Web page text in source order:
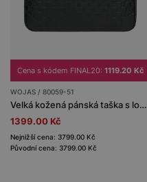
Cena s kódem FINAL20: 1119.20 Kč
WOJAS / 80059-51
Velká kožená pánská taška s logem a přihrádkou na laptop
1399.00 Kč
Nejnižší cena: 3799.00 Kč
Původní cena: 3799.00 Kč